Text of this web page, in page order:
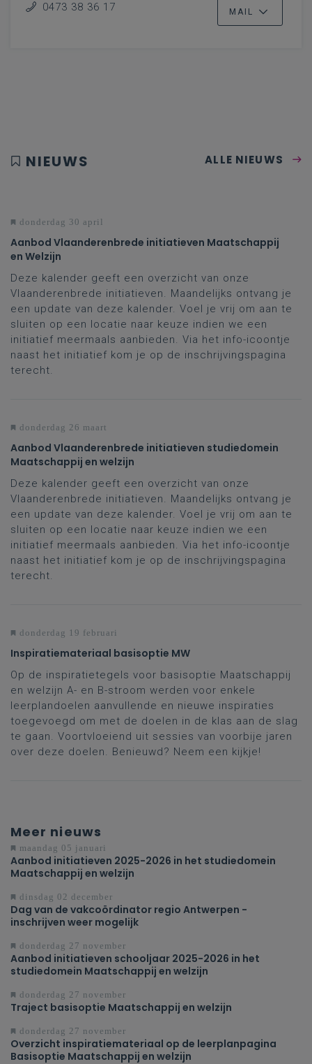
0473 38 36 17 MAIL
NIEUWS ALLE NIEUWS
donderdag 30 april
Aanbod Vlaanderenbrede initiatieven Maatschappij
en Welzijn
Deze kalender geeft een overzicht van onze
Vlaanderenbrede initiatieven. Maandelijks ontvang je
een update van deze kalender. Voel je vrij om aan te
sluiten op een locatie naar keuze indien we een
initiatief meermaals aanbieden. Via het info-icoontje
naast het initiatief kom je op de inschrijvingspagina
terecht.
donderdag 26 maart
Aanbod Vlaanderenbrede initiatieven studiedomein
Maatschappij en welzijn
Deze kalender geeft een overzicht van onze
Vlaanderenbrede initiatieven. Maandelijks ontvang je
een update van deze kalender. Voel je vrij om aan te
sluiten op een locatie naar keuze indien we een
initiatief meermaals aanbieden. Via het info-icoontje
naast het initiatief kom je op de inschrijvingspagina
terecht.
donderdag 19 februari
Inspiratiemateriaal basisoptie MW
Op de inspiratietegels voor basisoptie Maatschappij
en welzijn A- en B-stroom werden voor enkele
leerplandoelen aanvullende en nieuwe inspiraties
toegevoegd om met de doelen in de klas aan de slag
te gaan. Voortvloeiend uit sessies van voorbije jaren
over deze doelen. Benieuwd? Neem een kijkje!
Meer nieuws
maandag 05 januari
Aanbod initiatieven 2025-2026 in het studiedomein
Maatschappij en welzijn
dinsdag 02 december
Dag van de vakcoördinator regio Antwerpen -
inschrijven weer mogelijk
donderdag 27 november
Aanbod initiatieven schooljaar 2025-2026 in het
studiedomein Maatschappij en welzijn
donderdag 27 november
Traject basisoptie Maatschappij en welzijn
donderdag 27 november
Overzicht inspiratiemateriaal op de leerplanpagina
Basisoptie Maatschappij en welzijn